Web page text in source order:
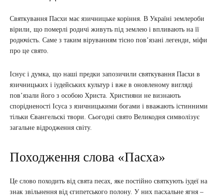
Святкування Пасхи має язичницьке коріння. В Україні землероби
вірили, що померлі родичі живуть під землею і впливають на її
родючість. Саме з таким віруванням тісно пов’язані легенди, міфи
про це свято.
Існує і думка, що наші предки запозичили святкування Пасхи в
язичницьких і іудейських культур і вже в оновленому вигляді
пов’язали його з особою Христа. Християни не визнають
спорідненості Ісуса з язичницькими богами і вважають істинними
тільки Євангельскі твори. Сьогодні свято Великодня символізує
загальне відродження світу.
Походження слова «Пасха»
Це слово походить від свята песах, яке постійно святкують іудеї на
знак звільнення від єгипетського полону. У них пасхальне ягня –